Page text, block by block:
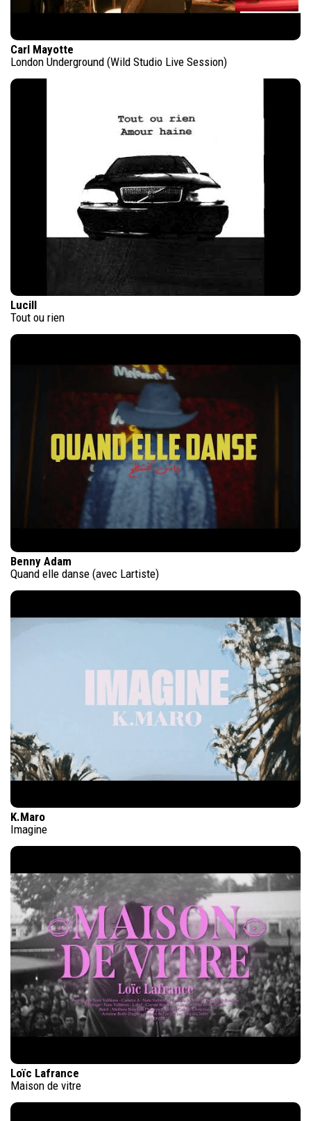
Carl Mayotte
London Underground (Wild Studio Live Session)
Lucill
Tout ou rien
Benny Adam
Quand elle danse (avec Lartiste)
K.Maro
Imagine
Loïc Lafrance
Maison de vitre